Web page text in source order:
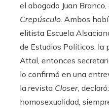
el abogado Juan
Crepúsculo. Ambos
elitista Escuela
de Estudios Políticos, la
Attal, entonces
lo confirmó en una
la revista Closer,
homosexualidad,